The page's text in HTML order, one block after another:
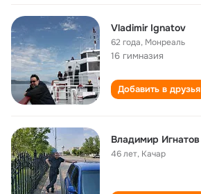
Vladimir Ignatov
62 года, Монреаль
16 гимназия
Добавить в друзья
Владимир Игнатов
46 лет, Качар